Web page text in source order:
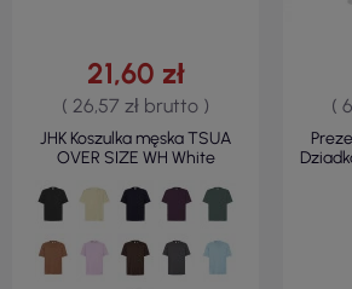
21,60 zł
( 26,57 zł brutto )
JHK Koszulka męska TSUA
OVER SIZE WH White
(